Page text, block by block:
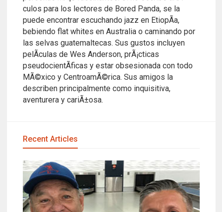
culos para los lectores de Bored Panda, se la
puede encontrar escuchando jazz en EtiopÃ­a,
bebiendo flat whites en Australia o caminando por
las selvas guatemaltecas. Sus gustos incluyen
pelÃ­culas de Wes Anderson, prÃ¡cticas
pseudocientÃ­ficas y estar obsesionada con todo
MÃ©xico y CentroamÃ©rica. Sus amigos la
describen principalmente como inquisitiva,
aventurera y cariÃ±osa.
Recent Articles